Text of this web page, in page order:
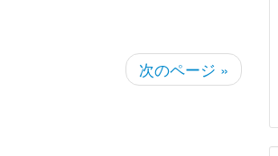
次のページ »